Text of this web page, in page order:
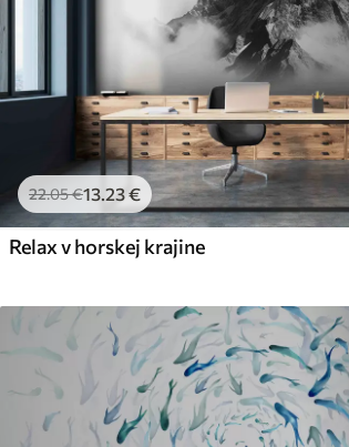
22.05€13.23€
Relax v horskej krajine